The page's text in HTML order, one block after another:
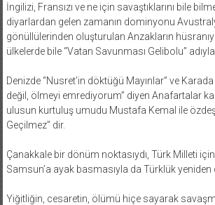
İngilizi, Fransızı ve ne için savaştıklarını bile
diyarlardan gelen zamanın dominyonu
gönüllülerinden oluşturulan Anzakların
ülkelerde bile “Vatan Savunması Gelibolu”
Denizde “Nusret’in döktüğü Mayınlar” ve
değil, ölmeyi emrediyorum” diyen Anafartalar
ulusun kurtuluş umudu Mustafa Kemal ile
Geçilmez” dir.
Çanakkale bir dönüm noktasıydı, Türk Milleti
Samsun’a ayak basmasıyla da Türklük yeniden
Yiğitliğin, cesaretin, ölümü hiçe sayarak